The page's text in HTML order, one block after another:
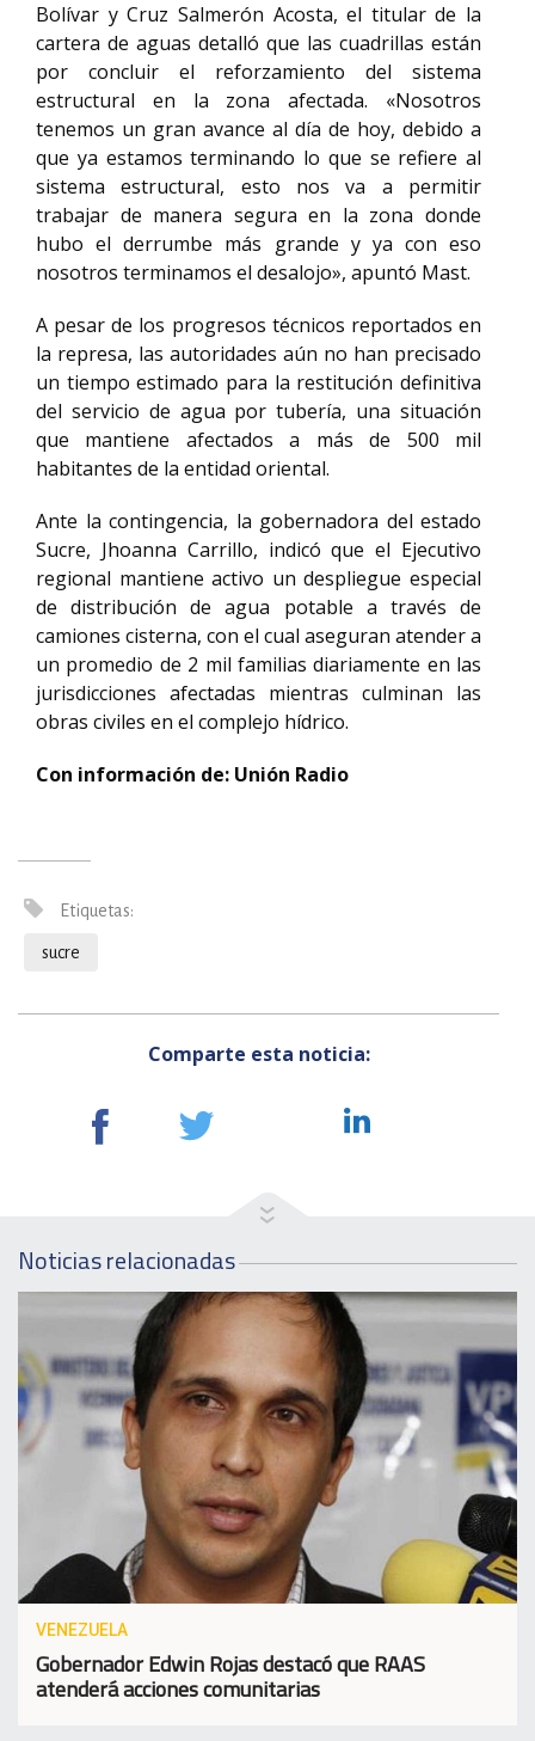
Bolívar y Cruz Salmerón Acosta, el titular de la
cartera de aguas detalló que las cuadrillas están
por concluir el reforzamiento del sistema
estructural en la zona afectada. «Nosotros
tenemos un gran avance al día de hoy, debido a
que ya estamos terminando lo que se refiere al
sistema estructural, esto nos va a permitir
trabajar de manera segura en la zona donde
hubo el derrumbe más grande y ya con eso
nosotros terminamos el desalojo», apuntó Mast.
A pesar de los progresos técnicos reportados en
la represa, las autoridades aún no han precisado
un tiempo estimado para la restitución definitiva
del servicio de agua por tubería, una situación
que mantiene afectados a más de 500 mil
habitantes de la entidad oriental.
Ante la contingencia, la gobernadora del estado
Sucre, Jhoanna Carrillo, indicó que el Ejecutivo
regional mantiene activo un despliegue especial
de distribución de agua potable a través de
camiones cisterna, con el cual aseguran atender a
un promedio de 2 mil familias diariamente en las
jurisdicciones afectadas mientras culminan las
obras civiles en el complejo hídrico.
Con información de: Unión Radio
Etiquetas:
sucre
Comparte esta noticia:
Noticias relacionadas
VENEZUELA
Gobernador Edwin Rojas destacó que RAAS
atenderá acciones comunitarias